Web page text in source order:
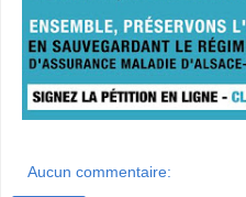
Aucun commentaire: